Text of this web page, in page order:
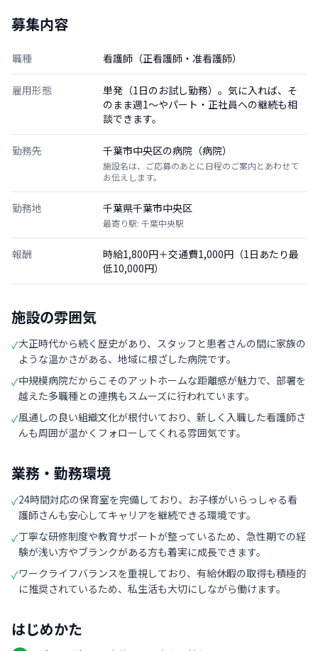
募集内容
職種 看護師（正看護師・准看護師）
雇用形態
単発（1日のお試し勤務）。気に入れば、そ
のまま週1〜やパート・正社員への継続も相
談できます。
勤務先 千葉市中央区の病院（病院）
施設名は、ご応募のあとに日程のご案内とあわせて
お伝えします。
勤務地 千葉県千葉市中央区
最寄り駅: 千葉中央駅
報酬
時給1,800円＋交通費1,000円（1日あたり最
低10,000円）
施設の雰囲気
✓大正時代から続く歴史があり、スタッフと患者さんの間に家族の
ような温かさがある、地域に根ざした病院です。
✓中規模病院だからこそのアットホームな距離感が魅力で、部署を
越えた多職種との連携もスムーズに行われています。
✓風通しの良い組織文化が根付いており、新しく入職した看護師さ
んも周囲が温かくフォローしてくれる雰囲気です。
業務・勤務環境
✓24時間対応の保育室を完備しており、お子様がいらっしゃる看
護師さんも安心してキャリアを継続できる環境です。
✓丁寧な研修制度や教育サポートが整っているため、急性期での経
験が浅い方やブランクがある方も着実に成長できます。
✓ワークライフバランスを重視しており、有給休暇の取得も積極的
に推奨されているため、私生活も大切にしながら働けます。
はじめかた